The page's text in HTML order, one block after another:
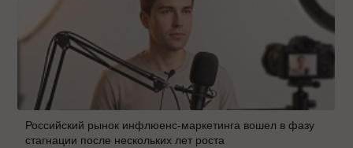
Российский рынок инфлюенс-маркетинга вошел в фазу
стагнации после нескольких лет роста